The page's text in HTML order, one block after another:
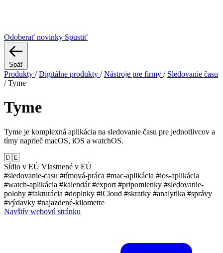
Odoberať novinky Spustiť
Späť
Produkty / Digitálne produkty / Nástroje pre firmy / Sledovanie času
/ Tyme
Tyme
Tyme je komplexná aplikácia na sledovanie času pre jednotlivcov a
tímy naprieč macOS, iOS a watchOS.
🇩🇪
Sídlo v EÚ Vlastnené v EÚ
#sledovanie-casu #tímová-práca #mac-aplikácia #ios-aplikácia
#watch-aplikácia #kalendár#export #pripomienky #sledovanie-
polohy #fakturácia #doplnky #iCloud #skratky #analytika #správy
#výdavky #najazdené-kilometre
Navštív webovú stránku